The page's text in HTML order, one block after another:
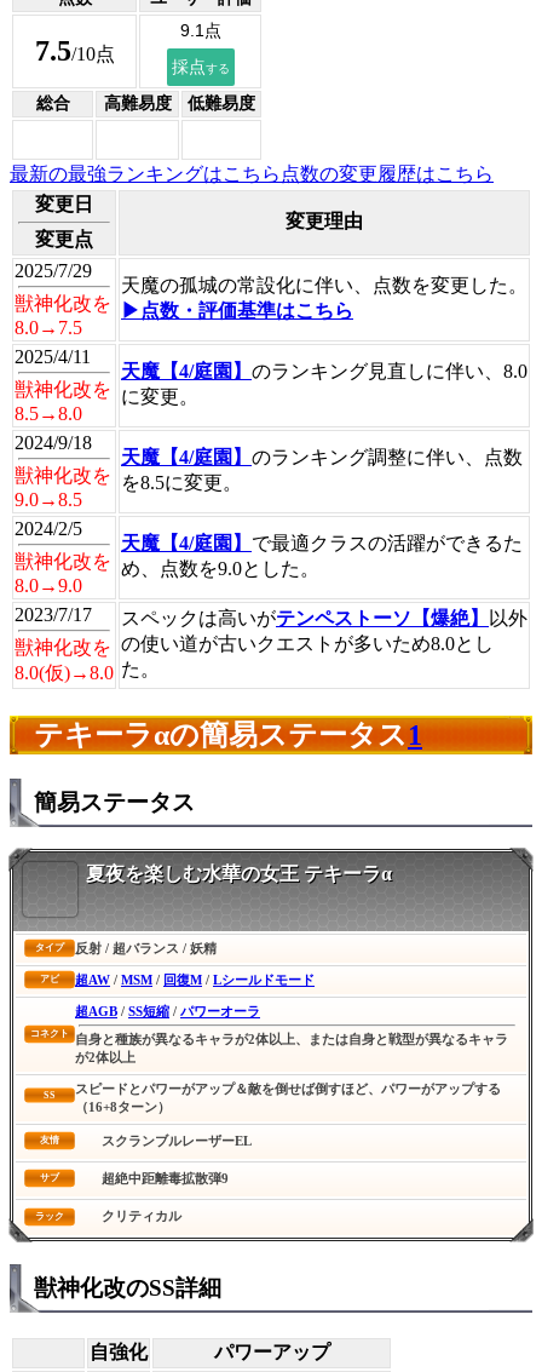
7.5/10点
総合 高難易度 低難易度
最新の最強ランキングはこちら 点数の変更履歴はこちら
変更日
変更点
変更理由
2025/7/29
獣神化改を
8.0→7.5
天魔の孤城の常設化に伴い、点数を変更した。
▶点数・評価基準はこちら
2025/4/11
獣神化改を
8.5→8.0
天魔【4/庭園】 のランキング見直しに伴い、8.0
に変更。
2024/9/18
獣神化改を
9.0→8.5
天魔【4/庭園】 のランキング調整に伴い、点数
を8.5に変更。
2024/2/5
獣神化改を
8.0→9.0
天魔【4/庭園】 で最適クラスの活躍ができるた
め、点数を9.0とした。
2023/7/17
獣神化改を
8.0(仮)→8.0
スペックは高いがテンペストーソ【爆絶】
以外
の使い道が古いクエストが多いため8.0とし
た。
テキーラαの簡易ステータス1
簡易ステータス
夏夜を楽しむ水華の女王 テキーラα
タイプ 反射 / 超バランス / 妖精
アビ 超AW / MSM / 回復M / Lシールドモード
コネクト
超AGB / SS短縮 / パワーオーラ
自身と種族が異なるキャラが2体以上、または自身と戦型が異なるキャラ
が2体以上
SS
スピードとパワーがアップ＆敵を倒せば倒すほど、パワーがアップする
（16+8ターン）
友情 スクランブルレーザーEL
サブ 超絶中距離毒拡散弾9
ラック クリティカル
獣神化改のSS詳細
自強化
パワーアップ